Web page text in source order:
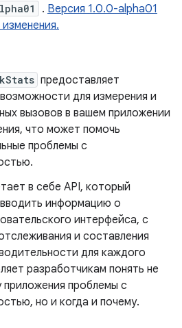
. Версия 1.0.0-alpha01
предоставляет
для измерения и
вызовов в вашем приложении
что может помочь
проблемы с
в себе API, который
информацию о
интерфейса, с
и составления
для каждого
разработчикам понять не
приложения проблемы с
но и когда и почему.